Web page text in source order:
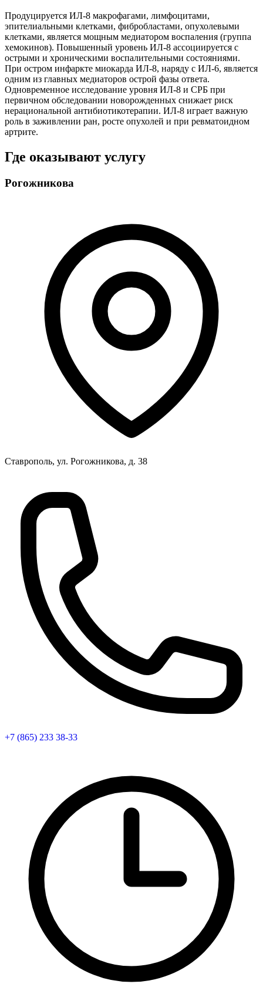
Продуцируется ИЛ-8 макрофагами, лимфоцитами,
эпителиальными клетками, фибробластами, опухолевыми
клетками, является мощным медиатором воспаления (группа
хемокинов). Повышенный уровень ИЛ-8 ассоциируется с
острыми и хроническими воспалительными состояниями.
При остром инфаркте миокарда ИЛ-8, наряду с ИЛ-6, является
одним из главных медиаторов острой фазы ответа.
Одновременное исследование уровня ИЛ-8 и СРБ при
первичном обследовании новорожденных снижает риск
нерациональной антибиотикотерапии. ИЛ-8 играет важную
роль в заживлении ран, росте опухолей и при ревматоидном
артрите.
Где оказывают услугу
Рогожникова
Ставрополь, ул. Рогожникова, д. 38
+7 (865) 233 38-33